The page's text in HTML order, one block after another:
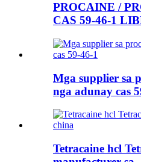
PROCAINE /
CAS 59-46-1
Mga supplier sa
nga adunay cas
Tetracaine hcl